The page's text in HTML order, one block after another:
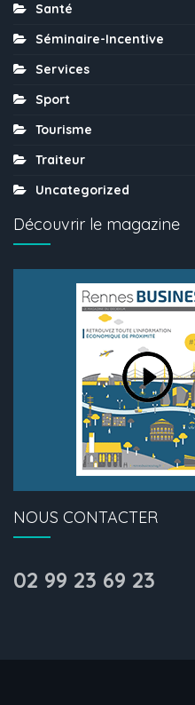
Santé
Séminaire-Incentive
Services
Sport
Tourisme
Traiteur
Uncategorized
Découvrir le magazine
NOUS CONTACTER
02 99 23 69 23